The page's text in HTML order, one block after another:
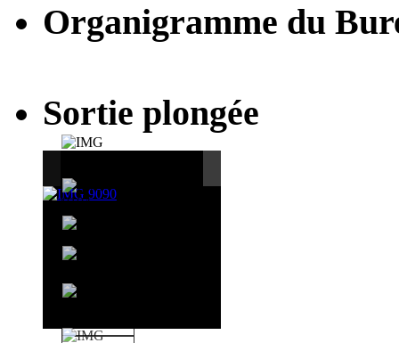
Organigramme du
Sortie plongée